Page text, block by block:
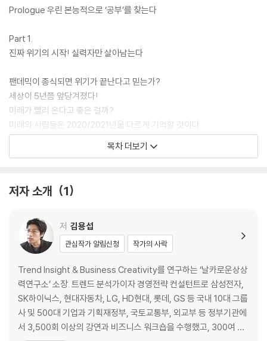
Prologue 우린 본능적으로 ‘공부’를 찾는다
Part 1.
진짜 위기의 시작! 실력자만 살아남는다
팬데믹이 종식되면 위기가 끝난다고 믿는가?
세상이 5년쯤 앞당겨졌다!
미래가 빨리 온다고 좋은 걸까?
미래의 사람들은 2020/2021년을 다르게 기억할 것이다
누가 진짜 실력자인가?
프로페셔널 스튜던트가 살아남는다
프로페셔널 스튜던트에게 대학이란?
대학, 그때는 맞고 지금은 틀리다
벚꽃 피는 순서대로 대학이 망한다고?
왜 앨빈 토플러의 말을 무시했을까?
미래를 위해 학생들은 무엇을 배워야 하는가?
토론하지 않으면 교육이 아니다
무크에서 전 세계 명문대의 수업을 만나라
울트라러닝에 도전하라
입시공부했던 것을 평생 얼마나 써먹는가?
목차 더보기
저자 소개 1
저 김용섭
관심작가 알림신청 작가의 사락
Trend Insight & Business Creativity를 연구하는 ‘날카로운상상
력연구소’ 소장. 트렌드 분석가이자 경영전략 컨설턴트로 삼성전자,
SK하이닉스, 현대자동차, LG, HD현대, 롯데, GS 등 국내 10대 그룹
사 및 500대 기업과 기획재정부, 국토교통부, 외교부 등 정부기관에
서 3,500회 이상의 강연과 비즈니스 워크숍을 수행했고, 300여 건